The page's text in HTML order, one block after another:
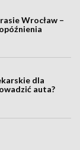
Wrocław –
dla
auta?